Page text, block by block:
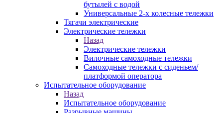
бутылей с водой
Универсальные 2-х колесные тележки
Тягачи электрические
Электрические тележки
Назад
Электрические тележки
Вилочные самоходные тележки
Самоходные тележки с сиденьем/
платформой оператора
Испытательное оборудование
Назад
Испытательное оборудование